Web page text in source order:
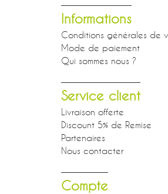
Informations
Conditions générales de
Mode de paiement
Qui sommes nous ?
Service client
Livraison offerte
Discount 5% de Remise
Partenaires
Nous contacter
Compte